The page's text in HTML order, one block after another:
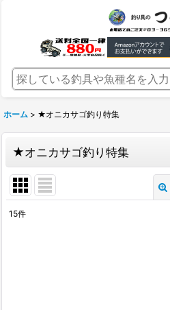
ホーム > ★オニカサゴ釣り特集
★オニカサゴ釣り特集
15件